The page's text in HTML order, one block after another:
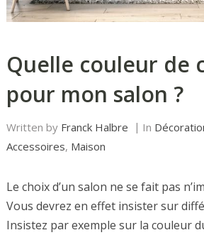
Quelle couleur de
pour mon salon ?
Written by Franck Halbre In
Accessoires, Maison
Le choix d’un salon ne se fait pas
Vous devrez en effet insister sur
Insistez par exemple sur la couleur